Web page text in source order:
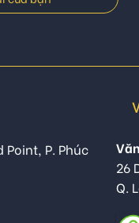
P. Phúc
26
Q.